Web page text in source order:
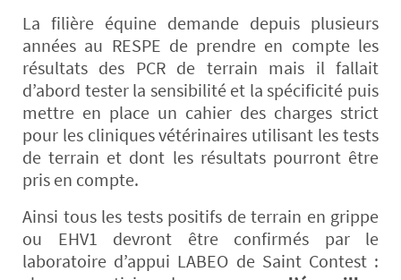
La filière équine demande depuis plusieurs
années au RESPE de prendre en compte les
résultats des PCR de terrain mais il fallait
d’abord tester la sensibilité et la spécificité puis
mettre en place un cahier des charges strict
pour les cliniques vétérinaires utilisant les tests
de terrain et dont les résultats pourront être
pris en compte.
Ainsi tous les tests positifs de terrain en grippe
ou EHV1 devront être confirmés par le
laboratoire d’appui LABEO de Saint Contest :